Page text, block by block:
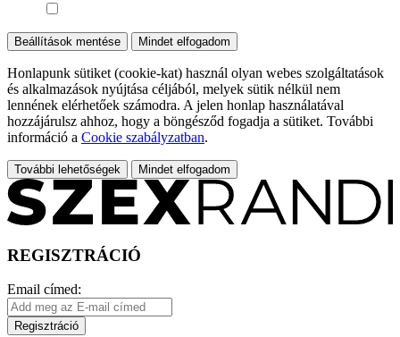
Beállítások mentése Mindet elfogadom
Honlapunk sütiket (cookie-kat) használ olyan webes szolgáltatások
és alkalmazások nyújtása céljából, melyek sütik nélkül nem
lennének elérhetőek számodra. A jelen honlap használatával
hozzájárulsz ahhoz, hogy a böngésződ fogadja a sütiket. További
információ a Cookie szabályzatban.
További lehetőségek Mindet elfogadom
REGISZTRÁCIÓ
Email címed:
Regisztráció